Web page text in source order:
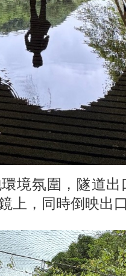
境氛圍，隧道出
上，同時倒映出